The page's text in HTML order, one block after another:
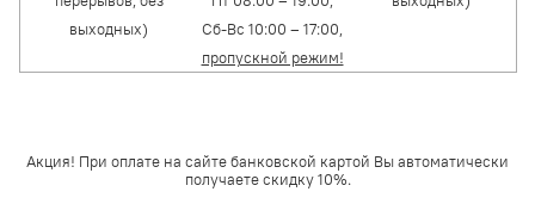
выходных)
Сб-Вс 10:00 – 17:00,
пропускной режим!
Акция! При оплате на сайте банковской картой Вы автоматически
получаете скидку 10%.